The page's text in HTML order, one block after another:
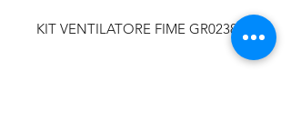
KIT VENTILATORE FIME GR02385